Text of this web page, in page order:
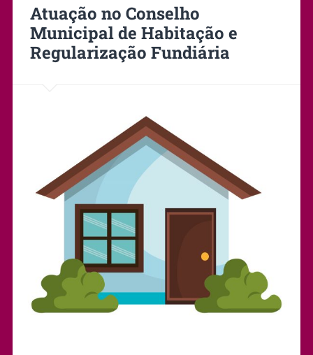
Atuação no Conselho
Municipal de Habitação e
Regularização Fundiária